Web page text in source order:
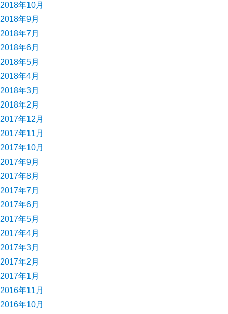
2018年10月
2018年9月
2018年7月
2018年6月
2018年5月
2018年4月
2018年3月
2018年2月
2017年12月
2017年11月
2017年10月
2017年9月
2017年8月
2017年7月
2017年6月
2017年5月
2017年4月
2017年3月
2017年2月
2017年1月
2016年11月
2016年10月